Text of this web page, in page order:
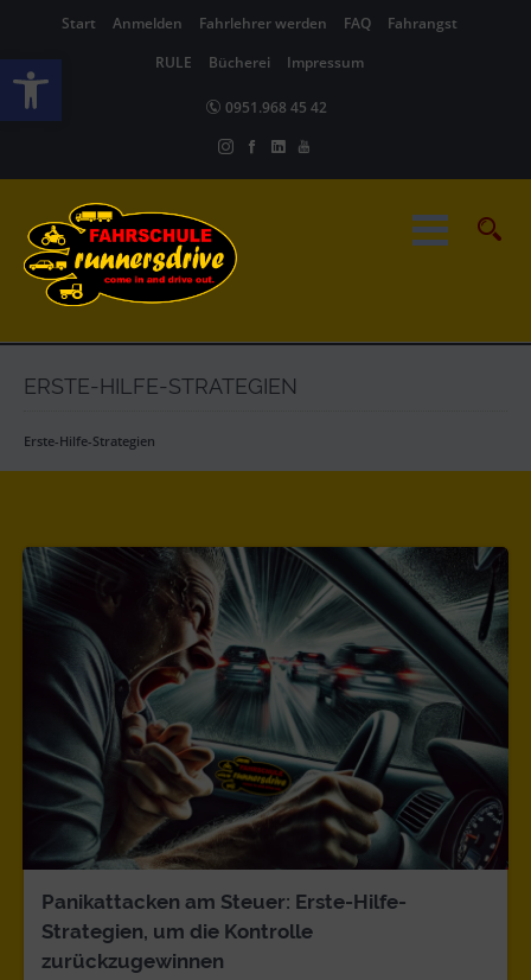
Werkzeugleiste öffnen
Start Anmelden Fahrlehrer werden FAQ
Fahrangst
RULE
Bücherei Impressum
0951.968 45 42
ERSTE-HILFE-STRATEGIEN
Erste-Hilfe-Strategien
Panikattacken am Steuer: Erste-Hilfe-
Strategien, um die Kontrolle
zurückzugewinnen